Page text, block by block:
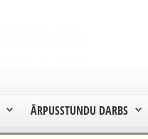
ĀRPUSSTUNDU DARBS